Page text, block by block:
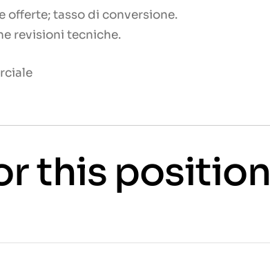
offerte; tasso di conversione.
revisioni tecniche.
this position